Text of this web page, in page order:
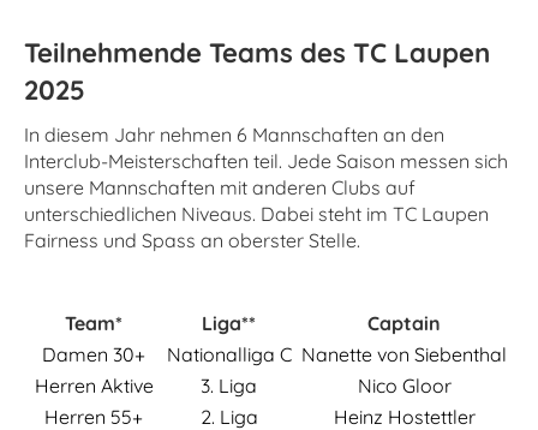
Teilnehmende Teams des TC Laupen
2025
In diesem Jahr nehmen 6 Mannschaften an den
Interclub-Meisterschaften teil. Jede Saison messen sich
unsere Mannschaften mit anderen Clubs auf
unterschiedlichen Niveaus. Dabei steht im TC Laupen
Fairness und Spass an oberster Stelle.
Team* Liga**
Captain
Damen 30+
Nationalliga C Nanette von Siebenthal
Herren Aktive
3. Liga
Nico Gloor
Herren 55+
2. Liga
Heinz Hostettler